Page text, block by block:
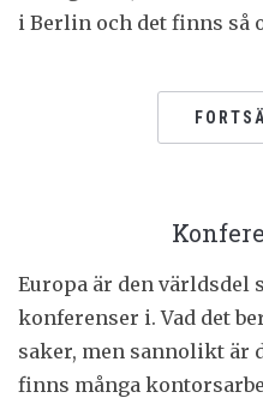
i Berlin och det finns så
Europa är den världsdel
konferenser i. Vad det
saker, men sannolikt är
finns många